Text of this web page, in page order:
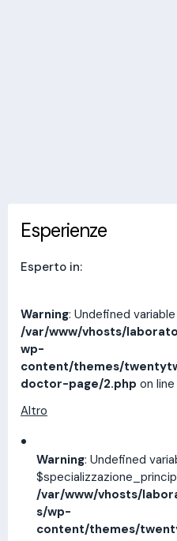
Esperienze
Esperto in:
Warning: Undefined
/var/www/vhosts/
wp-
content/themes/
doctor-page/2.php on line
Altro
Warning: Undefined
/var/www/vhosts/
s/wp-
content/themes/